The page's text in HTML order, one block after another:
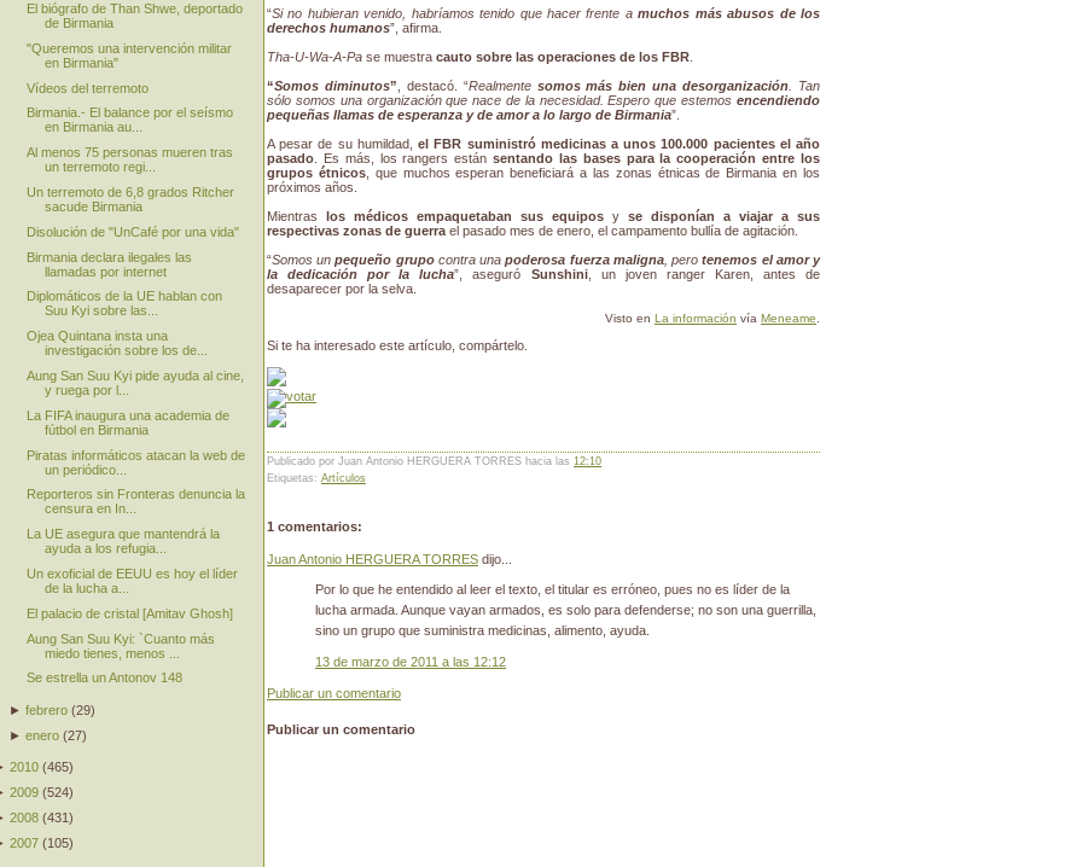
“Si no hubieran venido, habríamos tenido que hacer frente amuchos más abusos de los
derechos humanos”, afirma.
Tha-U-Wa-A-Pa se muestra cauto sobre las operaciones de los FBR
“Somos diminutos” , destacó. “Realmente somos más bien una desorganización . Tan
sólo somos una organización que nace de la necesidad. Espero que estemos encendiendo
pequeñas llamas de esperanza y de amor a lo largo de Birmania”.
A pesar de su humildad,el FBR suministró medicinas a unos 100.000 pacientes el año
pasado . Es más, los rangers estánsentando las bases para la cooperación entre los
grupos étnicos, que muchos esperan beneficiará a las zonas étnicas de Birmania en los
próximos años.
Mientras los médicos empaquetaban sus equipos y se disponían a viajar a sus
respectivas zonas de guerra el pasado mes de enero, el campamento bullía de agitación.
“Somos unpequeño grupocontra unapoderosa fuerza maligna, perotenemos el amor y
la dedicación por la lucha”, aseguró Sunshini, un joven ranger Karen, antes de
desaparecer por la selva.
Visto en La información vía Meneame
Si te ha interesado este artículo, compártelo.
Publicado por Juan Antonio HERGUERA TORRES hacia las 12:10
Etiquetas: Artículos
1 comentarios:
Juan Antonio HERGUERA TORRES dijo...
Por lo que he entendido al leer el texto, el titular es erróneo, pues no es líder de la
lucha armada. Aunque vayan armados, es solo para defenderse; no son una guerrilla,
sino un grupo que suministra medicinas, alimento, ayuda.
13 de marzo de 2011 a las 12:12
Publicar un comentario
Publicar un comentario
El biógrafo de Than Shwe, deportado
de Birmania
"Queremos una intervención militar
en Birmania"
Vídeos del terremoto
Birmania.- El balance por el seísmo
en Birmania au...
Al menos 75 personas mueren tras
un terremoto regi...
Un terremoto de 6,8 grados Ritcher
sacude Birmania
Disolución de "UnCafé por una vida"
Birmania declara ilegales las
llamadas por internet
Diplomáticos de la UE hablan con
Suu Kyi sobre las...
Ojea Quintana insta una
investigación sobre los de...
Aung San Suu Kyi pide ayuda al cine,
y ruega por l...
La FIFA inaugura una academia de
fútbol en Birmania
Piratas informáticos atacan la web de
un periódico...
Reporteros sin Fronteras denuncia la
censura en In...
La UE asegura que mantendrá la
ayuda a los refugia...
Un exoficial de EEUU es hoy el líder
de la lucha a...
El palacio de cristal [Amitav Ghosh]
Aung San Suu Kyi: `Cuanto más
miedo tienes, menos ...
Se estrella un Antonov 148
►febrero (29)
►enero (27)
2010 (465)
2009 (524)
2008 (431)
2007 (105)